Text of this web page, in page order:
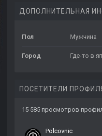
ДОПОЛНИТЕЛЬНАЯ
Пол Мужчина
Город Где-то в
ПОСЕТИТЕЛИ
15 585 просмотров
Polcovnic